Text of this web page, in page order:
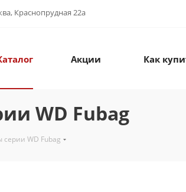
Краснопрудная 22а
Акции Как
WD Fubag
WD Fubag